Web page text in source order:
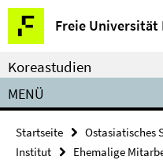
Springe
direkt
zu
Inhalt
Freie Universität
Service-
Navigation
Koreastudien
MENÜ
Startseite Ostasiatisches
Institut
Ehemalige